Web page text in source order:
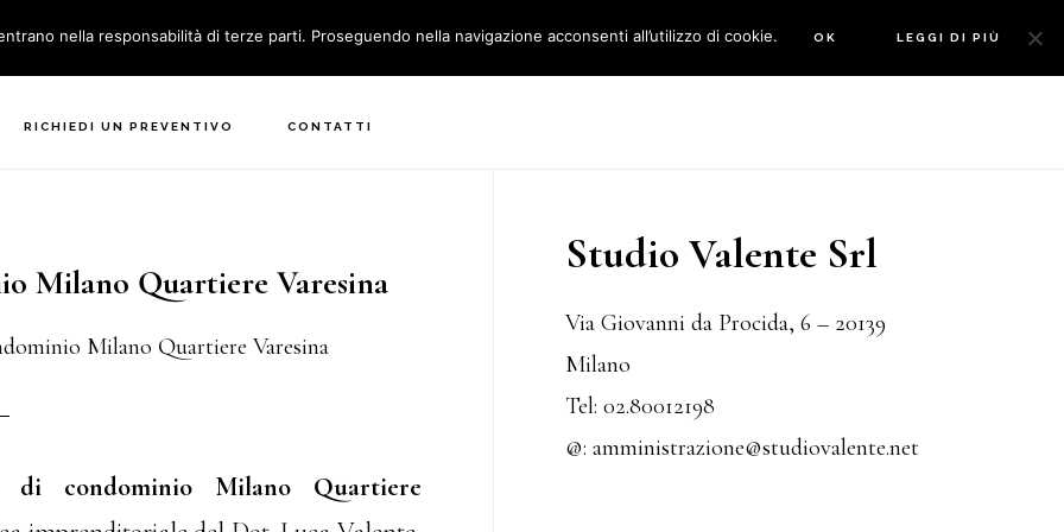
SERVIZI AREA CONDOMINI DOVE SIAMO
RICHIEDI UN PREVENTIVO CONTATTI
Milano Quartiere Varesina
Milano Quartiere Varesina
di condominio Milano Quartiere
Sidebar
Studio Valente Srl
Via Giovanni da Procida, 6 – 20139
Milano
Tel: 02.80012198
@: amministrazione@studiovalente.net
nella responsabilità di terze parti. Proseguendo nella navigazione acconsenti all’utilizzo di cookie. OK LEGGI DI PIÙ